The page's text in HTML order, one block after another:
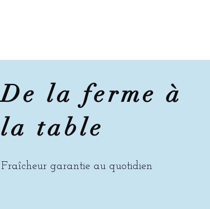
De la ferme à
la table
Fraîcheur garantie au quotidien